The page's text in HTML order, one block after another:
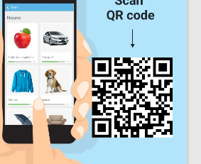
Δε Τε Πε
Σα Κυ
Ημερήσια πρόοδος
Μηνιαία πρόοδος